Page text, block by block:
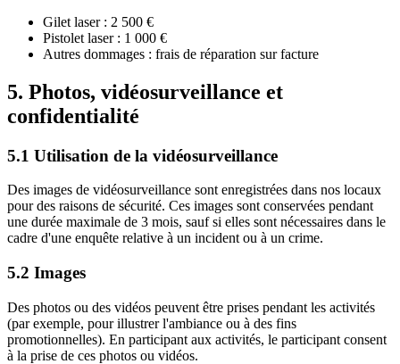
Gilet laser : 2 500 €
Pistolet laser : 1 000 €
Autres dommages : frais de réparation sur facture
5. Photos, vidéosurveillance et
confidentialité
5.1 Utilisation de la vidéosurveillance
Des images de vidéosurveillance sont enregistrées dans nos locaux
pour des raisons de sécurité. Ces images sont conservées pendant
une durée maximale de 3 mois, sauf si elles sont nécessaires dans le
cadre d'une enquête relative à un incident ou à un crime.
5.2 Images
Des photos ou des vidéos peuvent être prises pendant les activités
(par exemple, pour illustrer l'ambiance ou à des fins
promotionnelles). En participant aux activités, le participant consent
à la prise de ces photos ou vidéos.